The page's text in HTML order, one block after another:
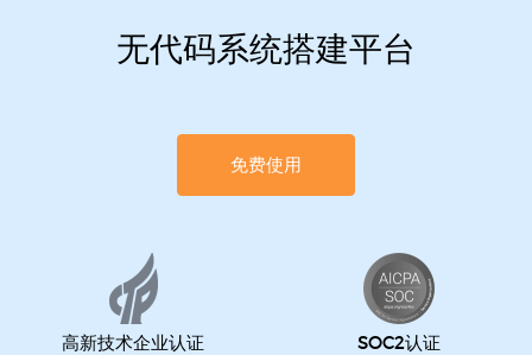
无代码系统搭建平台
免费使用
高新技术企业认证 SOC2认证